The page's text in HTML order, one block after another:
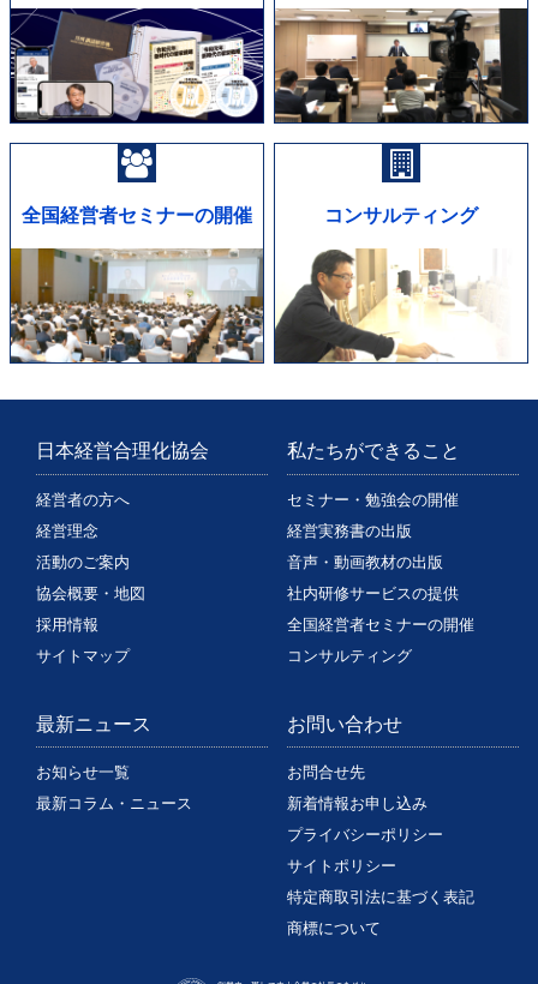
全国経営者セミナーの開催 コンサルティング
日本経営合理化協会
経営者の方へ
経営理念
活動のご案内
協会概要・地図
採用情報
サイトマップ
私たちができること
セミナー・勉強会の開催
経営実務書の出版
音声・動画教材の出版
社内研修サービスの提供
全国経営者セミナーの開催
コンサルティング
最新ニュース
お知らせ一覧
最新コラム・ニュース
お問い合わせ
お問合せ先
新着情報お申し込み
プライバシーポリシー
サイトポリシー
特定商取引法に基づく表記
商標について